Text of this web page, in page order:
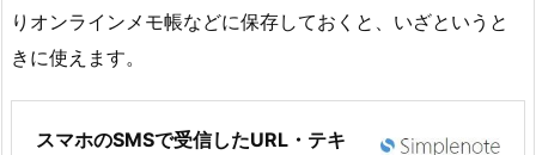
りオンラインメモ帳などに保存しておくと、いざというと
きに使えます。
スマホのSMSで受信したURL・テキ